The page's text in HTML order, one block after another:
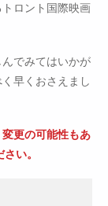
ロント国際映画
でみてはいかが
早くおさえまし
更の可能性もあ
い。